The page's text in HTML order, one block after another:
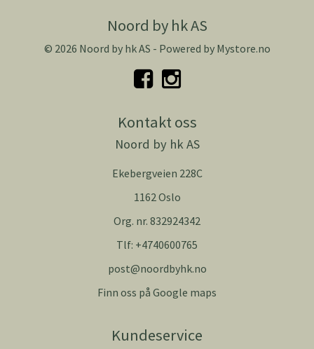
Noord by hk AS
© 2026 Noord by hk AS - Powered by Mystore.no
Kontakt oss
Noord by hk AS
Ekebergveien 228C
1162 Oslo
Org. nr. 832924342
Tlf: +4740600765
post@noordbyhk.no
Finn oss på Google maps
Kundeservice